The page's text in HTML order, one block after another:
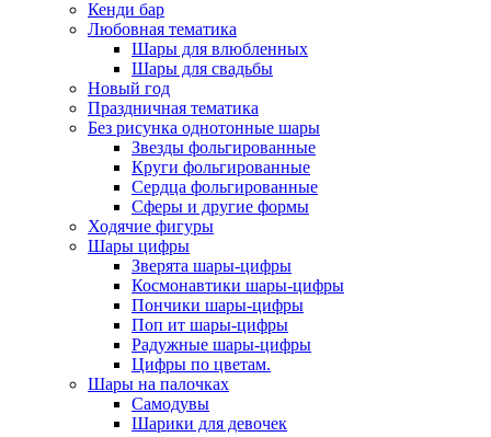
Кенди бар
Любовная тематика
Шары для влюбленных
Шары для свадьбы
Новый год
Праздничная тематика
Без рисунка однотонные шары
Звезды фольгированные
Круги фольгированные
Сердца фольгированные
Сферы и другие формы
Ходячие фигуры
Шары цифры
Зверята шары-цифры
Космонавтики шары-цифры
Пончики шары-цифры
Поп ит шары-цифры
Радужные шары-цифры
Цифры по цветам.
Шары на палочках
Самодувы
Шарики для девочек